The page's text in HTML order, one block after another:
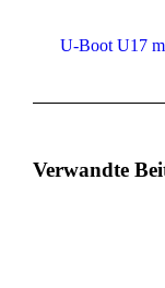
U-Boot U17
Verwandte